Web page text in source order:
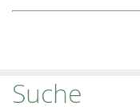
Suche